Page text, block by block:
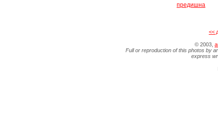
предишна
<<
© 2003,
Full or reproduction of this photos by
express